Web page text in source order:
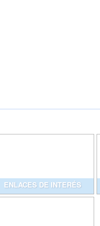
ENLACES DE INTERÉS